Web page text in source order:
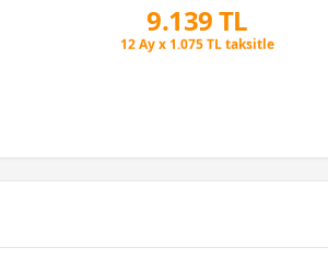
9.139 TL
Peşin Fiyatına 3 Taksit